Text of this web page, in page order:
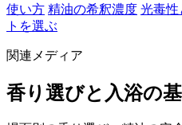
使い方 精油の希釈濃度 光毒性
トを選ぶ
関連メディア
香り選びと入浴の